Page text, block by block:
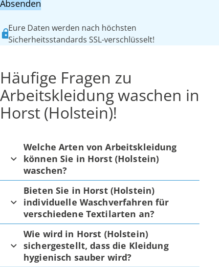
Absenden
Eure Daten werden nach höchsten
Sicherheitsstandards SSL-verschlüsselt!
Häufige Fragen zu
Arbeitskleidung waschen in
Horst (Holstein)!
Welche Arten von Arbeitskleidung
können Sie in Horst (Holstein)
waschen?
Bieten Sie in Horst (Holstein)
individuelle Waschverfahren für
verschiedene Textilarten an?
Wie wird in Horst (Holstein)
sichergestellt, dass die Kleidung
hygienisch sauber wird?